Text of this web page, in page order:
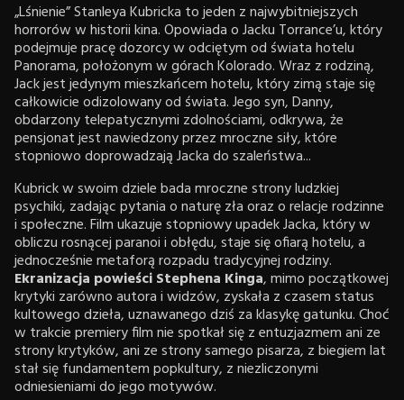
„Lśnienie” Stanleya Kubricka to jeden z najwybitniejszych
horrorów w historii kina. Opowiada o Jacku Torrance’u, który
podejmuje pracę dozorcy w odciętym od świata hotelu
Panorama, położonym w górach Kolorado. Wraz z rodziną,
Jack jest jedynym mieszkańcem hotelu, który zimą staje się
całkowicie odizolowany od świata. Jego syn, Danny,
obdarzony telepatycznymi zdolnościami, odkrywa, że
pensjonat jest nawiedzony przez mroczne siły, które
stopniowo doprowadzają Jacka do szaleństwa...
Kubrick w swoim dziele bada mroczne strony ludzkiej
psychiki, zadając pytania o naturę zła oraz o relacje rodzinne
i społeczne. Film ukazuje stopniowy upadek Jacka, który w
obliczu rosnącej paranoi i obłędu, staje się ofiarą hotelu, a
jednocześnie metaforą rozpadu tradycyjnej rodziny.
Ekranizacja powieści Stephena Kinga, mimo początkowej
krytyki zarówno autora i widzów, zyskała z czasem status
kultowego dzieła, uznawanego dziś za klasykę gatunku. Choć
w trakcie premiery film nie spotkał się z entuzjazmem ani ze
strony krytyków, ani ze strony samego pisarza, z biegiem lat
stał się fundamentem popkultury, z niezliczonymi
odniesieniami do jego motywów.